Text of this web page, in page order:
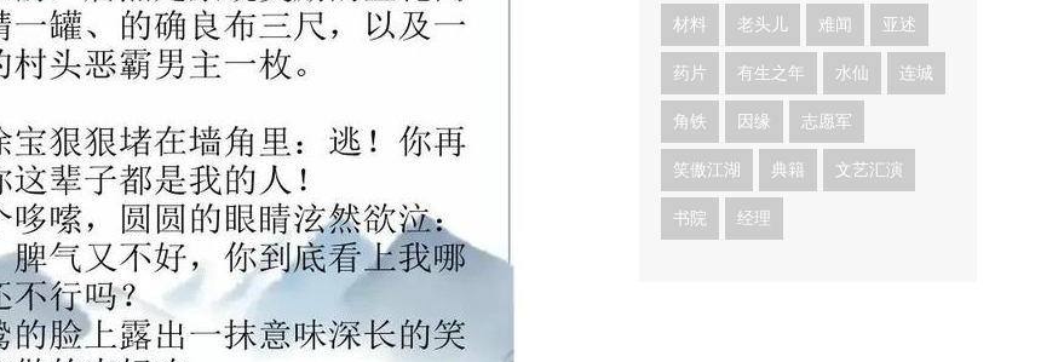
材料 老头儿 难闻 亚述
药片 有生之年 水仙 连城
角铁 因缘 志愿军
笑傲江湖 典籍 文艺汇演
书院 经理